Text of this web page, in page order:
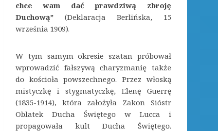
chce wam dać prawdziwą zbroję
Duchową” (Deklaracja Berlińska, 15
września 1909).
W tym samym okresie szatan próbował
wprowadzić fałszywą charyzmanię także
do kościoła powszechnego. Przez włoską
mistyczkę i stygmatyczkę, Elenę Guerrę
(1835-1914), która założyła Zakon Sióstr
Oblatek Ducha Świętego w Lucca i
propagowała kult Ducha Świętego.